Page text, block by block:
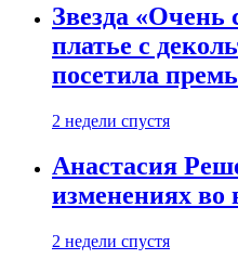
Звезда «Очень
платье с
посетила
2 недели спустя
Анастасия
изменениях во
2 недели спустя